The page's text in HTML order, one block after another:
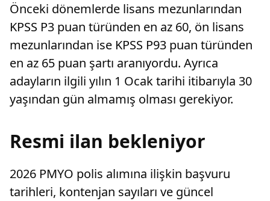
Önceki dönemlerde lisans mezunlarından
KPSS P3 puan türünden en az 60, ön lisans
mezunlarından ise KPSS P93 puan türünden
en az 65 puan şartı aranıyordu. Ayrıca
adayların ilgili yılın 1 Ocak tarihi itibarıyla 30
yaşından gün almamış olması gerekiyor.
Resmi ilan bekleniyor
2026 PMYO polis alımına ilişkin başvuru
tarihleri, kontenjan sayıları ve güncel